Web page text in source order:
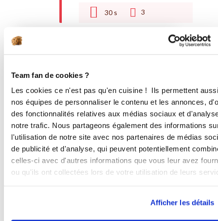
Team fan de cookies ?
Les cookies ce n'est pas qu'en cuisine ! Ils permettent
nos équipes de personnaliser le contenu et les annonces,
des fonctionnalités relatives aux médias sociaux et
notre trafic. Nous partageons également des informations
l'utilisation de notre site avec nos partenaires de médias
de publicité et d'analyse, qui peuvent potentiellement
celles-ci avec d'autres informations que vous leur avez
ou qu'ils ont collectées lors de votre utilisation de leurs
Afficher les détails
30 s 3
Pour le dressage et la cuisson
Ingredients
40 gramme(s)d'amandes cubes
torréfiées
du sucre glace